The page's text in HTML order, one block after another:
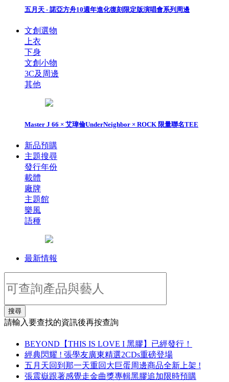
五月天 - 諾亞方舟10週年進化復刻限定版演唱會系列周邊
文創選物
上衣
下身
文創小物
3C及周邊
其他
Master J 66 × 艾瑋倫UnderNeighbor × ROCK 限量聯名TEE
新品預購
主題搜尋
發行年份
載體
廠牌
主題館
樂風
語種
最新情報
搜尋
請輸入要查找的資訊後再按查詢
BEYOND【THIS IS LOVE I 黑膠】已經發行！
經典閃耀 ! 張學友廣東精選2CDs重磅登場
五月天回到那一天重回大巨蛋周邊商品全新上架 !
張震嶽跟著感覺走金曲獎專輯黑膠追加限時預購